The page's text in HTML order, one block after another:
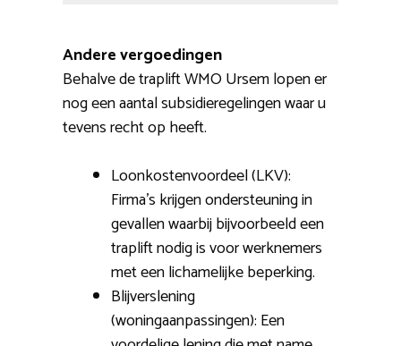
Andere vergoedingen
Behalve de traplift WMO Ursem lopen er
nog een aantal subsidieregelingen waar u
tevens recht op heeft.
Loonkostenvoordeel (LKV):
Firma’s krijgen ondersteuning in
gevallen waarbij bijvoorbeeld een
traplift nodig is voor werknemers
met een lichamelijke beperking.
Blijverslening
(woningaanpassingen): Een